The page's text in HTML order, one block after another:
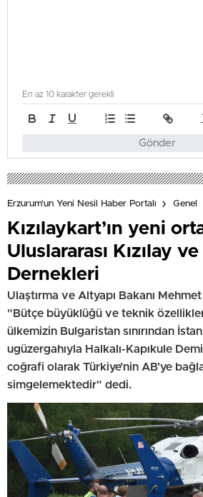
Gönder
En az 10 karakter gerekli
Erzurum'un Yeni Nesil Haber Portalı
Genel
Kızılaykart’ın yeni
Uluslararası Kızılay ve
Dernekleri
Ulaştırma ve Altyapı Bakanı
"Bütçe büyüklüğü ve teknik
ülkemizin Bulgaristan sınırından
ugüzergahıyla Halkalı-Kapıkule
coğrafi olarak Türkiye’nin AB’ye
simgelemektedir" dedi.